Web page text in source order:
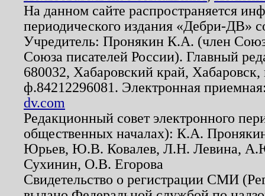
На данном сайте распространяется
периодического издания «Дебри-ДВ»
Учредитель: Пронякин К.А. (член
Союза писателей России). Главный
680032, Хабаровский край,
ф.84212296081. Электронная
dv.com
Редакционный совет электронного
общественных началах): К.А.
Юрьев, Ю.В. Ковалев, Л.Н. Левина,
Сухинин, О.В. Егорова
Свидетельство о регистрации СМИ